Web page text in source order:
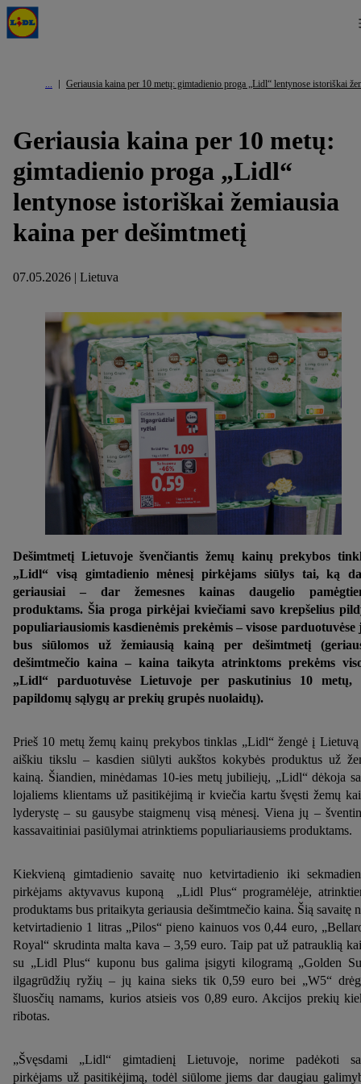
Geriausia kaina per 10 metų: gimtadienio proga „Lidl“ lentynose istoriškai
Geriausia kaina per 10 metų:
gimtadienio proga „Lidl“
lentynose istoriškai žemiausia
kaina per dešimtmetį
07.05.2026 | Lietuva
Dešimtmetį Lietuvoje švenčiantis žemų kainų prekybos
„Lidl“ visą gimtadienio mėnesį pirkėjams siūlys tai, ką
geriausiai – dar žemesnes kainas daugelio
produktams. Šia proga pirkėjai kviečiami savo krepšelius
populiariausiomis kasdienėmis prekėmis – visose parduotuvėse
bus siūlomos už žemiausią kainą per dešimtmetį
dešimtmečio kaina – kaina taikyta atrinktoms prekėms
„Lidl“ parduotuvėse Lietuvoje per paskutinius 10 metų,
papildomų sąlygų ar prekių grupės nuolaidų).
Prieš 10 metų žemų kainų prekybos tinklas „Lidl“ žengė į Lietuvą
aiškiu tikslu – kasdien siūlyti aukštos kokybės produktus už
kainą. Šiandien, minėdamas 10-ies metų jubiliejų, „Lidl“ dėkoja
lojaliems klientams už pasitikėjimą ir kviečia kartu švęsti žemų
lyderystę – su gausybe staigmenų visą mėnesį. Viena jų –
kassavaitiniai pasiūlymai atrinktiems populiariausiems produktams.
Kiekvieną gimtadienio savaitę nuo ketvirtadienio iki
pirkėjams aktyvavus kuponą „Lidl Plus“ programėlėje,
produktams bus pritaikyta geriausia dešimtmečio kaina. Šią savaitę
ketvirtadienio 1 litras „Pilos“ pieno kainuos vos 0,44 euro,
Royal“ skrudinta malta kava – 3,59 euro. Taip pat už patrauklią
su „Lidl Plus“ kuponu bus galima įsigyti kilogramą „Golden
ilgagrūdžių ryžių – jų kaina sieks tik 0,59 euro bei „W5“
šluosčių namams, kurios atsieis vos 0,89 euro. Akcijos prekių
ribotas.
„Švęsdami „Lidl“ gimtadienį Lietuvoje, norime padėkoti
pirkėjams už pasitikėjimą, todėl siūlome jiems dar daugiau